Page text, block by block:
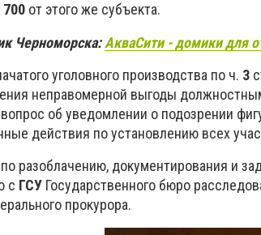
700 от этого же субъекта.
Черноморска:АкваСити - домики для
уголовного производства по ч. 3
неправомерной выгоды
об уведомлении о подозрении
действия по установлению всех
разоблачению, документирования и
с ГСУ Государственного бюро
прокурора.